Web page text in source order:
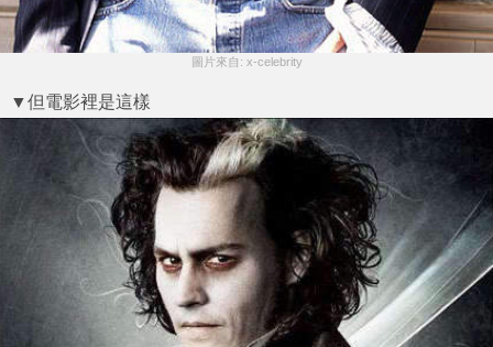
圖片來自: x-celebrity
▼但電影裡是這樣